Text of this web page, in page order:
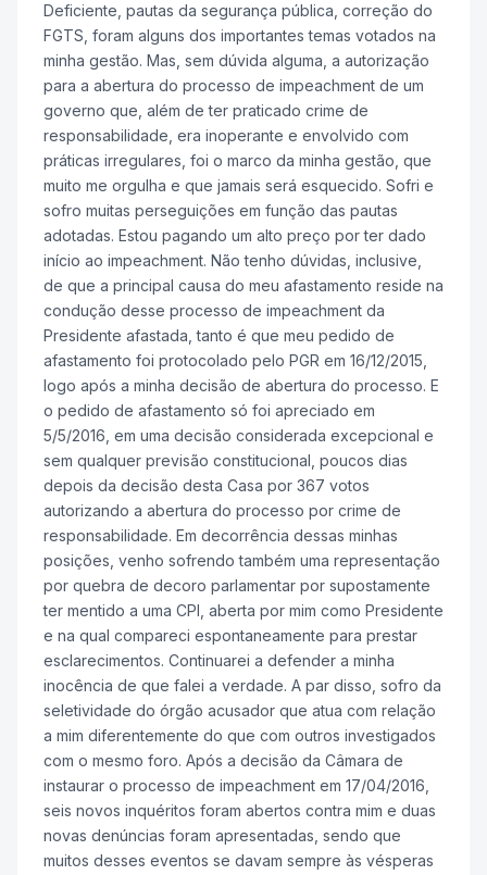
Deficiente, pautas da segurança pública, correção do
FGTS, foram alguns dos importantes temas votados na
minha gestão. Mas, sem dúvida alguma, a autorização
para a abertura do processo de impeachment de um
governo que, além de ter praticado crime de
responsabilidade, era inoperante e envolvido com
práticas irregulares, foi o marco da minha gestão, que
muito me orgulha e que jamais será esquecido. Sofri e
sofro muitas perseguições em função das pautas
adotadas. Estou pagando um alto preço por ter dado
início ao impeachment. Não tenho dúvidas, inclusive,
de que a principal causa do meu afastamento reside na
condução desse processo de impeachment da
Presidente afastada, tanto é que meu pedido de
afastamento foi protocolado pelo PGR em 16/12/2015,
logo após a minha decisão de abertura do processo. E
o pedido de afastamento só foi apreciado em
5/5/2016, em uma decisão considerada excepcional e
sem qualquer previsão constitucional, poucos dias
depois da decisão desta Casa por 367 votos
autorizando a abertura do processo por crime de
responsabilidade. Em decorrência dessas minhas
posições, venho sofrendo também uma representação
por quebra de decoro parlamentar por supostamente
ter mentido a uma CPI, aberta por mim como Presidente
e na qual compareci espontaneamente para prestar
esclarecimentos. Continuarei a defender a minha
inocência de que falei a verdade. A par disso, sofro da
seletividade do órgão acusador que atua com relação
a mim diferentemente do que com outros investigados
com o mesmo foro. Após a decisão da Câmara de
instaurar o processo de impeachment em 17/04/2016,
seis novos inquéritos foram abertos contra mim e duas
novas denúncias foram apresentadas, sendo que
muitos desses eventos se davam sempre às vésperas